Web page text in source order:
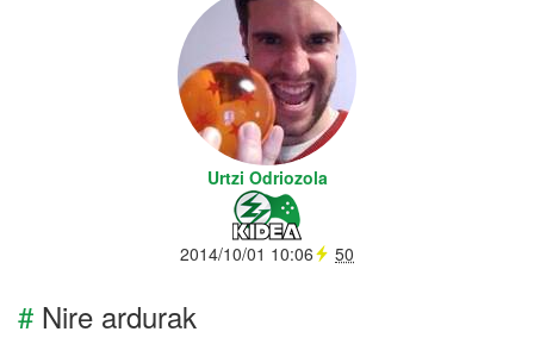
Urtzi Odriozola
2014/10/01 10:06 50
# Nire ardurak